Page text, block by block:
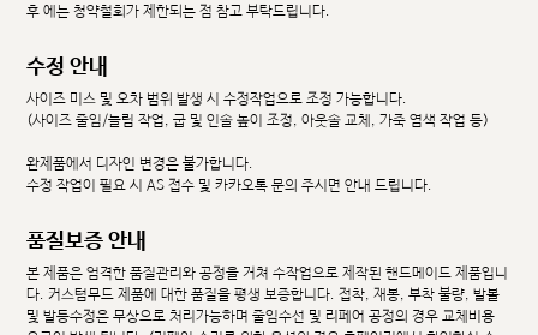
후 에는 청약철회가 제한되는 점 참고 부탁드립니다.
수정 안내
사이즈 미스 및 오차 범위 발생 시 수정작업으로 조정 가능합니다.
(사이즈 줄임/늘림 작업, 굽 및 인솔 높이 조정, 아웃솔 교체, 가죽 염색 작업 등)
완제품에서 디자인 변경은 불가합니다.
수정 작업이 필요 시 AS 접수 및 카카오톡 문의 주시면 안내 드립니다.
품질보증 안내
본 제품은 엄격한 품질관리와 공정을 거쳐 수작업으로 제작된 핸드메이드 제품입니
다. 커스텀무드 제품에 대한 품질을 평생 보증합니다. 접착, 재봉, 부착 불량, 발볼
및 발등수정은 무상으로 처리가능하며 줄임수선 및 리페어 공정의 경우 교체비용